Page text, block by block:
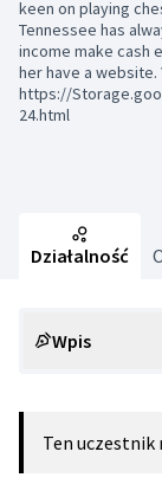
keen on playing
Tennessee has
income make cash
her have a
https://
24.html
Działalność
Wpis
Ten uczestnik